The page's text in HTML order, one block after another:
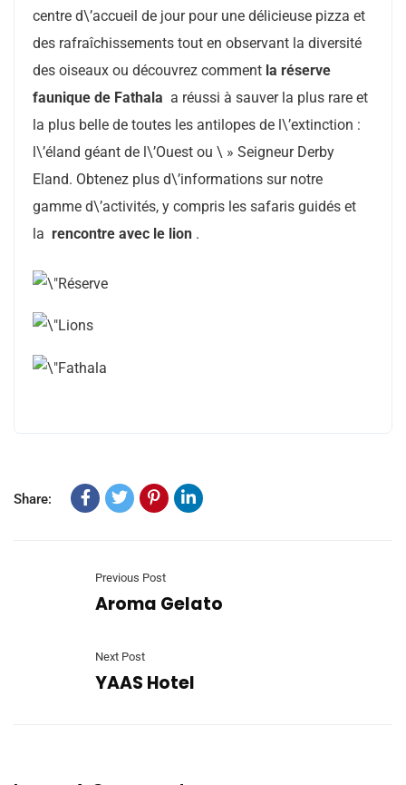
centre d\’accueil de jour pour une délicieuse pizza et
des rafraîchissements tout en observant la diversité
des oiseaux ou découvrez comment la réserve
faunique de Fathala a réussi à sauver la plus rare et
la plus belle de toutes les antilopes de l\’extinction :
l\’éland géant de l\’Ouest ou \ » Seigneur Derby
Eland. Obtenez plus d\’informations sur notre
gamme d\’activités, y compris les safaris guidés et
la rencontre avec le lion .
Share:
Previous Post
Aroma Gelato
Next Post
YAAS Hotel